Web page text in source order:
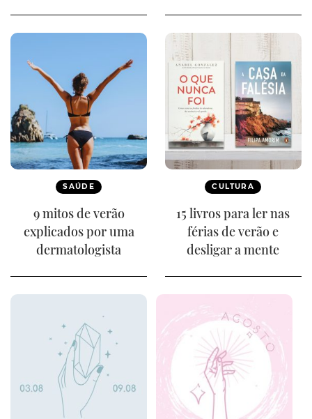
SAÚDE
9 mitos de verão
explicados por uma
dermatologista
CULTURA
15 livros para ler nas
férias de verão e
desligar a mente